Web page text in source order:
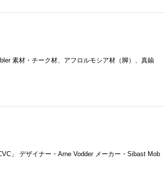
素材・チーク材、アフロルモシア材（脚）、真鍮
」 デザイナー・Arne Vodder メーカー・Sibast Mob